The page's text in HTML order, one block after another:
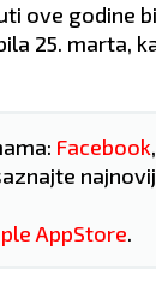
ove godine
25. marta,
Facebook,
AppStore.